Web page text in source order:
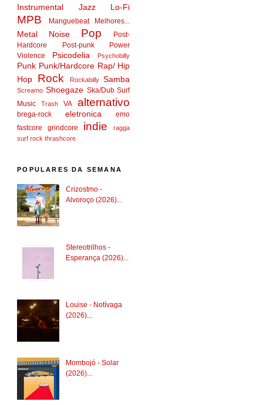
Instrumental Jazz Lo-Fi
MPB Manguebeat Melhores...
Metal Noise Pop
Post-
Hardcore
Post-punk
Power
Violence
Psicodelia Psychobilly
Punk Punk/Hardcore Rap/ Hip
Hop
Rock Rockabilly Samba
Screamo Shoegaze Ska/Dub Surf
Music
Trash VA alternativo
brega-rock eletronica
emo
fastcore
grindcore indie
ragga
surf rock thrashcore
POPULARES DA SEMANA
Crizostmo -
Alvoroço (2026)...
Stereotrilhos -
Esperança (2026)...
Louise - Notívaga
(2026)...
Mombojó - Solar
(2026)...